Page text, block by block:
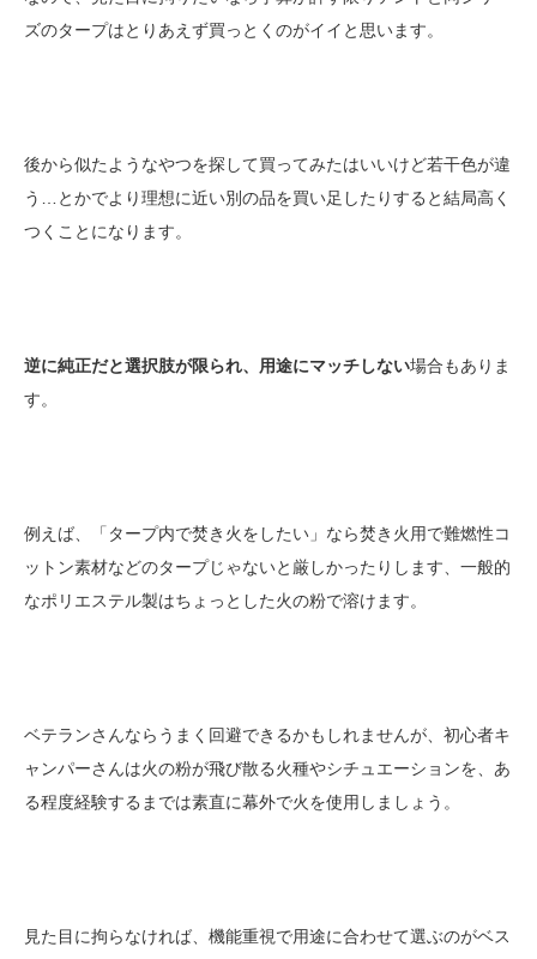
ズのタープはとりあえず買っとくのがイイと思います。
後から似たようなやつを探して買ってみたはいいけど若干色が違
う…とかでより理想に近い別の品を買い足したりすると結局高く
つくことになります。
逆に純正だと選択肢が限られ、用途にマッチしない場合もありま
す。
例えば、「タープ内で焚き火をしたい」なら焚き火用で難燃性コ
ットン素材などのタープじゃないと厳しかったりします、一般的
なポリエステル製はちょっとした火の粉で溶けます。
ベテランさんならうまく回避できるかもしれませんが、初心者キ
ャンパーさんは火の粉が飛び散る火種やシチュエーションを、あ
る程度経験するまでは素直に幕外で火を使用しましょう。
見た目に拘らなければ、機能重視で用途に合わせて選ぶのがベス